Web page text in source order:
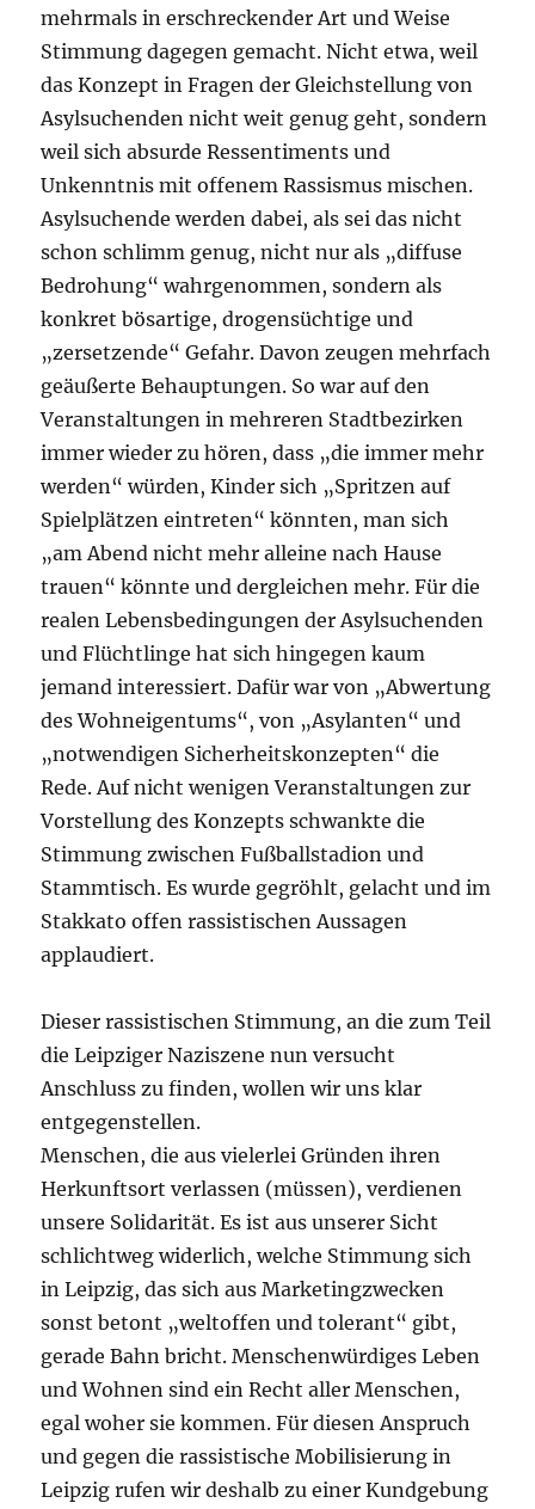
mehrmals in erschreckender Art und Weise
Stimmung dagegen gemacht. Nicht etwa, weil
das Konzept in Fragen der Gleichstellung von
Asylsuchenden nicht weit genug geht, sondern
weil sich absurde Ressentiments und
Unkenntnis mit offenem Rassismus mischen.
Asylsuchende werden dabei, als sei das nicht
schon schlimm genug, nicht nur als „diffuse
Bedrohung“ wahrgenommen, sondern als
konkret bösartige, drogensüchtige und
„zersetzende“ Gefahr. Davon zeugen mehrfach
geäußerte Behauptungen. So war auf den
Veranstaltungen in mehreren Stadtbezirken
immer wieder zu hören, dass „die immer mehr
werden“ würden, Kinder sich „Spritzen auf
Spielplätzen eintreten“ könnten, man sich
„am Abend nicht mehr alleine nach Hause
trauen“ könnte und dergleichen mehr. Für die
realen Lebensbedingungen der Asylsuchenden
und Flüchtlinge hat sich hingegen kaum
jemand interessiert. Dafür war von „Abwertung
des Wohneigentums“, von „Asylanten“ und
„notwendigen Sicherheitskonzepten“ die
Rede. Auf nicht wenigen Veranstaltungen zur
Vorstellung des Konzepts schwankte die
Stimmung zwischen Fußballstadion und
Stammtisch. Es wurde gegröhlt, gelacht und im
Stakkato offen rassistischen Aussagen
applaudiert.
Dieser rassistischen Stimmung, an die zum Teil
die Leipziger Naziszene nun versucht
Anschluss zu finden, wollen wir uns klar
entgegenstellen.
Menschen, die aus vielerlei Gründen ihren
Herkunftsort verlassen (müssen), verdienen
unsere Solidarität. Es ist aus unserer Sicht
schlichtweg widerlich, welche Stimmung sich
in Leipzig, das sich aus Marketingzwecken
sonst betont „weltoffen und tolerant“ gibt,
gerade Bahn bricht. Menschenwürdiges Leben
und Wohnen sind ein Recht aller Menschen,
egal woher sie kommen. Für diesen Anspruch
und gegen die rassistische Mobilisierung in
Leipzig rufen wir deshalb zu einer Kundgebung